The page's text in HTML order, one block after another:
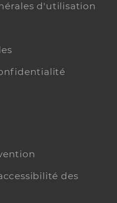
d'utilisation
des